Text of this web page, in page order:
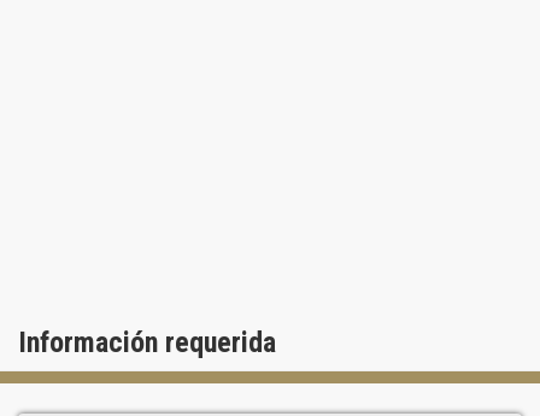
Información requerida